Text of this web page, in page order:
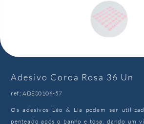
Adesivo Coroa Rosa 36 Un
ref.: ADES0106-57
Os adesivos Léo & Lia podem ser
penteado após o banho e tosa, dando um